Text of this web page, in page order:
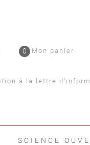
Mon panier
0
à la lettre
SCIENCE